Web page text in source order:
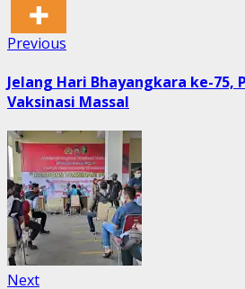
Post
navigation
Previous
Jelang Hari Bhayangkara ke-75,
Vaksinasi Massal
NextNext